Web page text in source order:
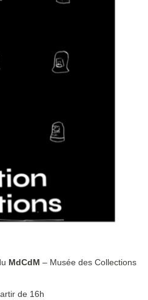
MdCdM – Musée des Collections
de 16h